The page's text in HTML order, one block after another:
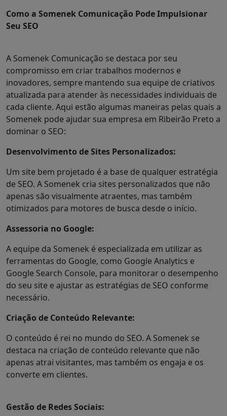
Como a Somenek Comunicação Pode Impulsionar
Seu SEO
A Somenek Comunicação se destaca por seu
compromisso em criar trabalhos modernos e
inovadores, sempre mantendo sua equipe de criativos
atualizada para atender às necessidades individuais de
cada cliente. Aqui estão algumas maneiras pelas quais a
Somenek pode ajudar sua empresa em Ribeirão Preto a
dominar o SEO:
Desenvolvimento de Sites Personalizados:
Um site bem projetado é a base de qualquer estratégia
de SEO. A Somenek cria sites personalizados que não
apenas são visualmente atraentes, mas também
otimizados para motores de busca desde o início.
Assessoria no Google:
A equipe da Somenek é especializada em utilizar as
ferramentas do Google, como Google Analytics e
Google Search Console, para monitorar o desempenho
do seu site e ajustar as estratégias de SEO conforme
necessário.
Criação de Conteúdo Relevante:
O conteúdo é rei no mundo do SEO. A Somenek se
destaca na criação de conteúdo relevante que não
apenas atrai visitantes, mas também os engaja e os
converte em clientes.
Gestão de Redes Sociais: